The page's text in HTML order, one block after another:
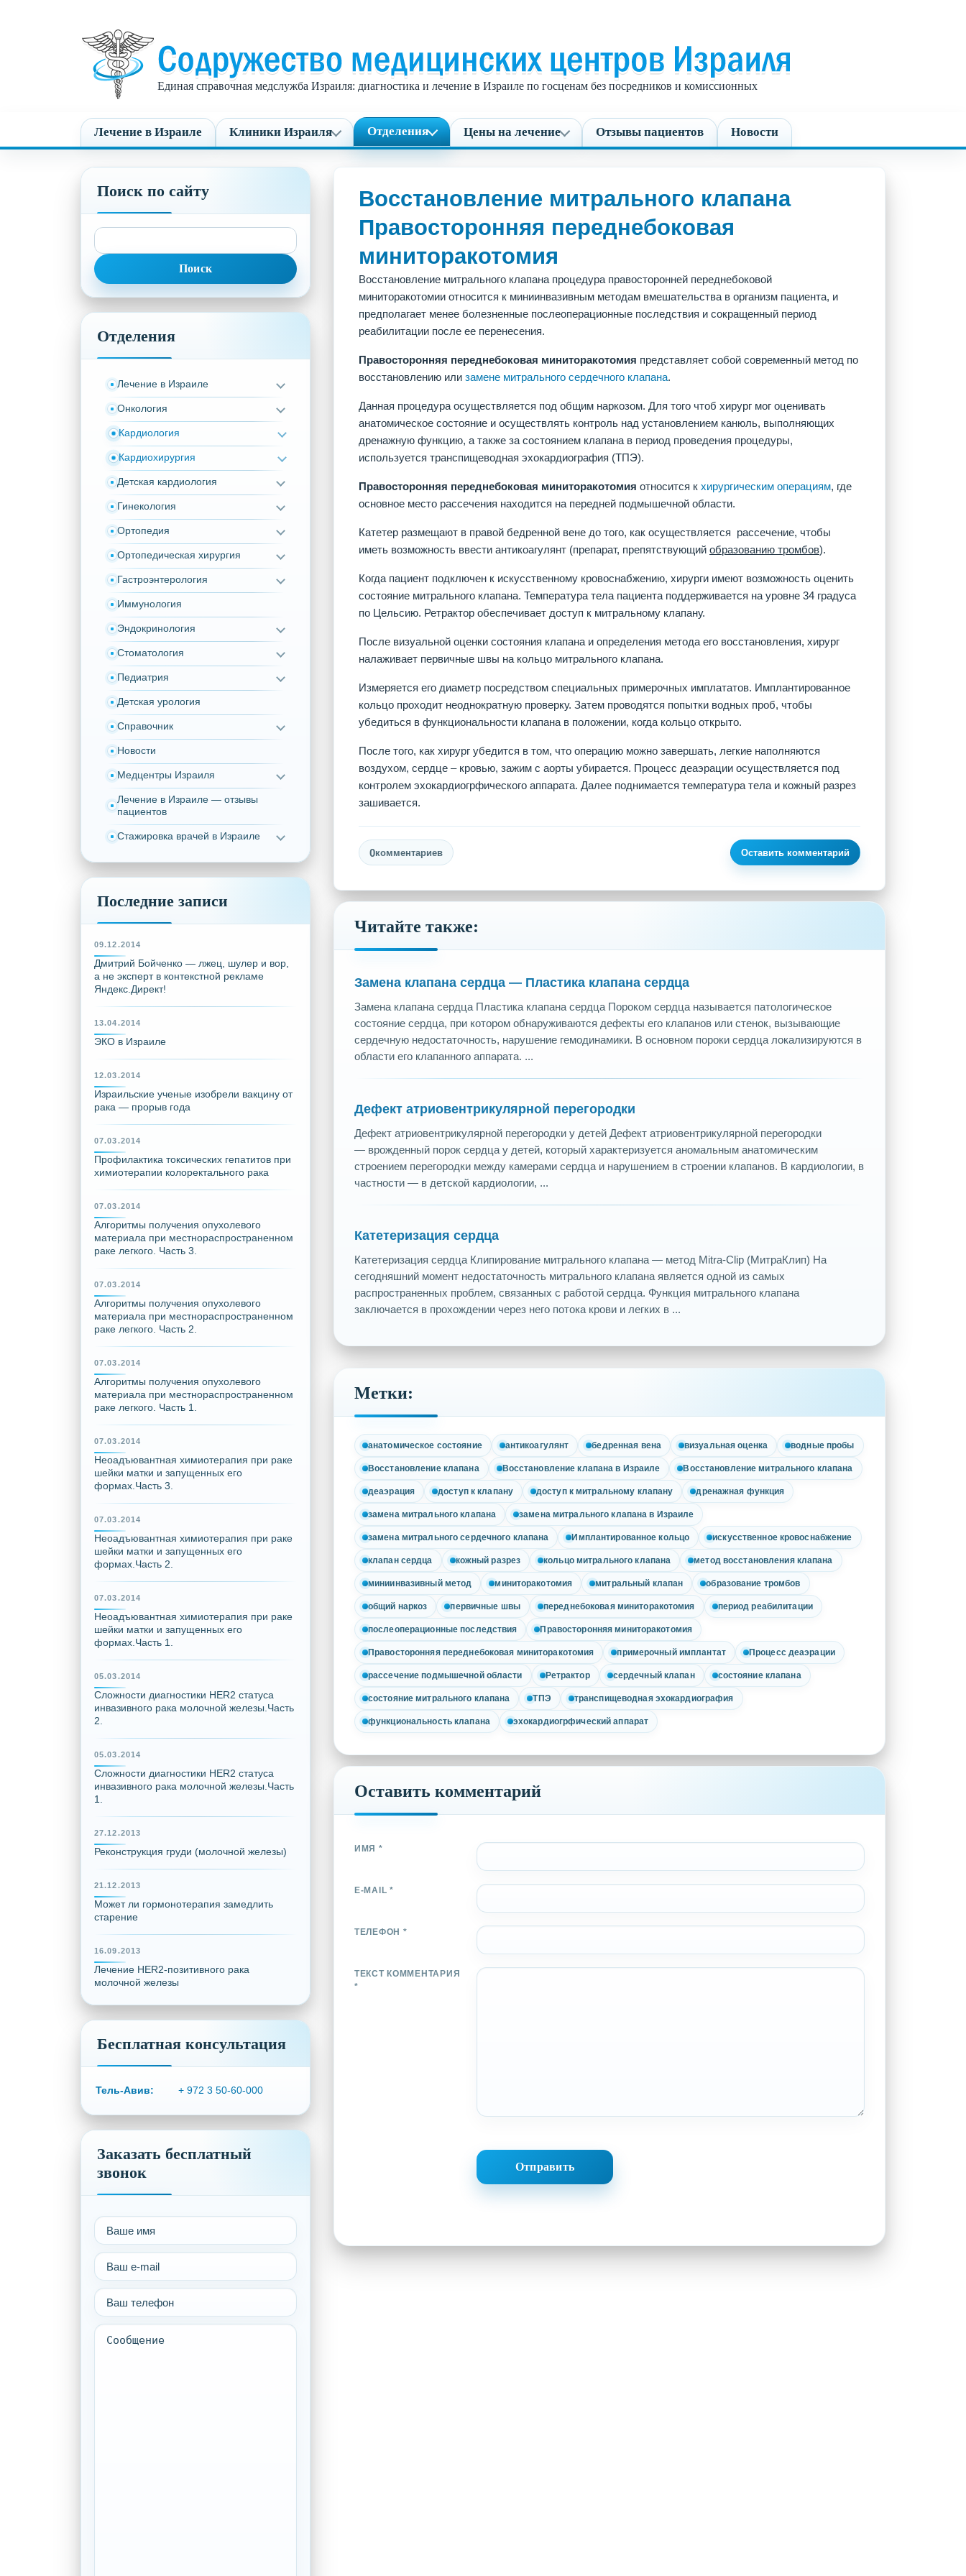
Единая справочная медслужба Израиля: диагностика и лечение в Израиле по госценам без посредников и комиссионных
Лечение в Израиле Клиники Израиля Отделения Цены на лечение Отзывы пациентов Новости
Поиск по сайту
Найти:
Отделения
Лечение в Израиле
Онкология
Кардиология
Кардиохирургия
Детская кардиология
Гинекология
Ортопедия
Ортопедическая хирургия
Гастроэнтерология
Иммунология
Эндокринология
Стоматология
Педиатрия
Детская урология
Справочник
Новости
Медцентры Израиля
Лечение в Израиле — отзывы
пациентов
Стажировка врачей в Израиле
Последние записи
09.12.2014
Дмитрий Бойченко — лжец, шулер и вор,
а не эксперт в контекстной рекламе
Яндекс.Директ!
13.04.2014
ЭКО в Израиле
12.03.2014
Израильские ученые изобрели вакцину от
рака — прорыв года
07.03.2014
Профилактика токсических гепатитов при
химиотерапии колоректального рака
07.03.2014
Алгоритмы получения опухолевого
материала при местнораспространенном
раке легкого. Часть 3.
07.03.2014
Алгоритмы получения опухолевого
материала при местнораспространенном
раке легкого. Часть 2.
07.03.2014
Алгоритмы получения опухолевого
материала при местнораспространенном
раке легкого. Часть 1.
07.03.2014
Неоадъювантная химиотерапия при раке
шейки матки и запущенных его
формах.Часть 3.
07.03.2014
Неоадъювантная химиотерапия при раке
шейки матки и запущенных его
формах.Часть 2.
07.03.2014
Неоадъювантная химиотерапия при раке
шейки матки и запущенных его
формах.Часть 1.
05.03.2014
Сложности диагностики HER2 статуса
инвазивного рака молочной железы.Часть
2.
05.03.2014
Сложности диагностики HER2 статуса
инвазивного рака молочной железы.Часть
1.
27.12.2013
Реконструкция груди (молочной железы)
21.12.2013
Может ли гормонотерапия замедлить
старение
16.09.2013
Лечение HER2-позитивного рака
молочной железы
Бесплатная консультация
Тель-Авив: + 972 3 50-60-000
Заказать бесплатный
звонок
Восстановление митрального клапана
Правосторонняя переднебоковая
миниторакотомия
Восстановление митрального клапана процедура правосторонней переднебоковой
миниторакотомии относится к миниинвазивным методам вмешательства в организм пациента, и
предполагает менее болезненные послеоперационные последствия и сокращенный период
реабилитации после ее перенесения.
Правосторонняя переднебоковая миниторакотомия представляет собой современный метод по
восстановлению или замене митрального сердечного клапана.
Данная процедура осуществляется под общим наркозом. Для того чтоб хирург мог оценивать
анатомическое состояние и осуществлять контроль над установлением канюль, выполняющих
дренажную функцию, а также за состоянием клапана в период проведения процедуры,
используется транспищеводная эхокардиография (ТПЭ).
Правосторонняя переднебоковая миниторакотомия относится к хирургическим операциям, где
основное место рассечения находится на передней подмышечной области.
Катетер размещают в правой бедренной вене до того, как осуществляется рассечение, чтобы
иметь возможность ввести антикоагулянт (препарат, препятствующий образованию тромбов).
Когда пациент подключен к искусственному кровоснабжению, хирурги имеют возможность оценить
состояние митрального клапана. Температура тела пациента поддерживается на уровне 34 градуса
по Цельсию. Ретрактор обеспечивает доступ к митральному клапану.
После визуальной оценки состояния клапана и определения метода его восстановления, хирург
налаживает первичные швы на кольцо митрального клапана.
Измеряется его диаметр посредством специальных примерочных имплататов. Имплантированное
кольцо проходит неоднократную проверку. Затем проводятся попытки водных проб, чтобы
убедиться в функциональности клапана в положении, когда кольцо открыто.
После того, как хирург убедится в том, что операцию можно завершать, легкие наполняются
воздухом, сердце – кровью, зажим с аорты убирается. Процесс деаэрации осуществляется под
контролем эхокардиогрфического аппарата. Далее поднимается температура тела и кожный разрез
зашивается.
0комментариев Оставить комментарий
Читайте также:
Замена клапана сердца — Пластика клапана сердца
Замена клапана сердца Пластика клапана сердца Пороком сердца называется патологическое
состояние сердца, при котором обнаруживаются дефекты его клапанов или стенок, вызывающие
сердечную недостаточность, нарушение гемодинамики. В основном пороки сердца локализируются в
области его клапанного аппарата. ...
Дефект атриовентрикулярной перегородки
Дефект атриовентрикулярной перегородки у детей Дефект атриовентрикулярной перегородки
— врожденный порок сердца у детей, который характеризуется аномальным анатомическим
строением перегородки между камерами сердца и нарушением в строении клапанов. В кардиологии, в
частности — в детской кардиологии, ...
Катетеризация сердца
Катетеризация сердца Клипирование митрального клапана — метод Mitra-Clip (МитраКлип) На
сегодняшний момент недостаточность митрального клапана является одной из самых
распространенных проблем, связанных с работой сердца. Функция митрального клапана
заключается в прохождении через него потока крови и легких в ...
Метки:
анатомическое состояние антикоагулянт бедренная вена визуальная оценка водные пробы
Восстановление клапана Восстановление клапана в Израиле Восстановление митрального клапана
деаэрация доступ к клапану доступ к митральному клапану дренажная функция
замена митрального клапана замена митрального клапана в Израиле
замена митрального сердечного клапана Имплантированное кольцо искусственное кровоснабжение
клапан сердца кожный разрез кольцо митрального клапана метод восстановления клапана
миниинвазивный метод миниторакотомия митральный клапан образование тромбов
общий наркоз первичные швы переднебоковая миниторакотомия период реабилитации
послеоперационные последствия Правосторонняя миниторакотомия
Правосторонняя переднебоковая миниторакотомия примерочный имплантат Процесс деаэрации
рассечение подмышечной области Ретрактор сердечный клапан состояние клапана
состояние митрального клапана ТПЭ транспищеводная эхокардиография
функциональность клапана эхокардиогрфический аппарат
Оставить комментарий
ИМЯ *
E-MAIL *
ТЕЛЕФОН *
ТЕКСТ КОММЕНТАРИЯ
*